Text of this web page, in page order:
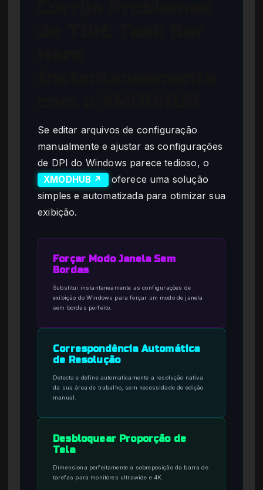
Se editar arquivos de configuração
manualmente e ajustar as configurações
de DPI do Windows parece tedioso, o
XMODHUB ↗
oferece uma solução
simples e automatizada para otimizar sua
exibição.
Forçar Modo Janela Sem
Bordas
Substitui instantaneamente as configurações de
exibição do Windows para forçar um modo de janela
sem bordas perfeito.
Correspondência Automática
de Resolução
Detecta e define automaticamente a resolução nativa
da sua área de trabalho, sem necessidade de edição
manual.
Desbloquear Proporção de
Tela
Dimensiona perfeitamente a sobreposição da barra de
tarefas para monitores ultrawide e 4K.